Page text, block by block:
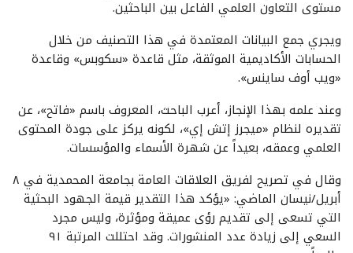
مستوى التعاون العلمي الفاعل بين الباحثين.
ويجري جمع البيانات المعتمدة في هذا التصنيف من خلال
الحسابات الأكاديمية الموثقة، مثل قاعدة «سكوبس» وقاعدة
«ويب أوف ساينس».
وعند علمه بهذا الإنجاز، أعرب الباحث، المعروف باسم «فاتح»، عن
تقديره لنظام «ميجرز إتش إي»، لكونه يركز على جودة المحتوى
العلمي وعمقه، بعيداً عن شهرة الأسماء والمؤسسات.
وقال في تصريح لفريق العلاقات العامة بجامعة المحمدية في ٨
أبريل/نيسان الماضي: «يؤكد هذا التقدير قيمة الجهود البحثية
التي تسعى إلى تقديم رؤى عميقة ومؤثرة، وليس مجرد
السعي إلى زيادة عدد المنشورات. وقد احتللت المرتبة ٩١